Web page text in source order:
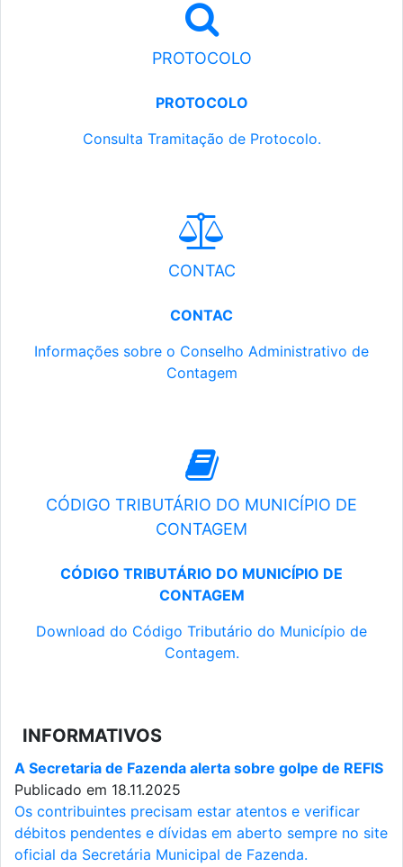
PROTOCOLO
PROTOCOLO
Consulta Tramitação de Protocolo.
CONTAC
CONTAC
Informações sobre o Conselho Administrativo de
Contagem
CÓDIGO TRIBUTÁRIO DO MUNICÍPIO DE
CONTAGEM
CÓDIGO TRIBUTÁRIO DO MUNICÍPIO DE
CONTAGEM
Download do Código Tributário do Município de
Contagem.
INFORMATIVOS
A Secretaria de Fazenda alerta sobre golpe de REFIS
Publicado em 18.11.2025
Os contribuintes precisam estar atentos e verificar
débitos pendentes e dívidas em aberto sempre no site
oficial da Secretária Municipal de Fazenda.